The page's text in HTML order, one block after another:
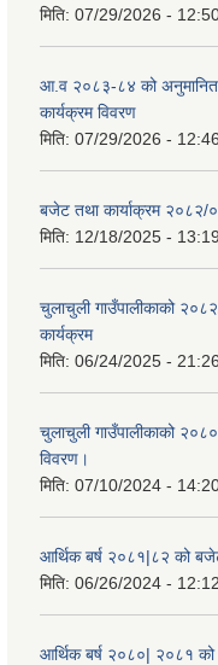
मिति: 07/29/2026 -
आ.व २०८३-८४ को
कार्यक्रम विवरण
मिति: 07/29/2026 - 12:46
बजेट तथा कार्याक्रम २०८२/
मिति: 12/18/2025 - 13:19
चुलाचुली गाउँपालीकाको
कार्यक्रम
मिति: 06/24/2025 - 21:26
चुलाचुली गाउँपालीकाको
विवरण।
मिति: 07/10/2024 -
आर्थिक बर्ष २०८१|८२ को
मिति: 06/26/2024 - 12:12
आर्थिक बर्ष २०८०| २०८१ को